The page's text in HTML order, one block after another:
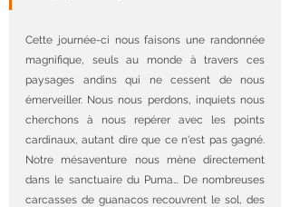
Cette journée-ci nous faisons une randonnée
magnifique, seuls au monde à travers ces
paysages andins qui ne cessent de nous
émerveiller. Nous nous perdons, inquiets nous
cherchons à nous repérer avec les points
cardinaux, autant dire que ce n'est pas gagné.
Notre mésaventure nous mène directement
dans le sanctuaire du Puma… De nombreuses
carcasses de guanacos recouvrent le sol, des